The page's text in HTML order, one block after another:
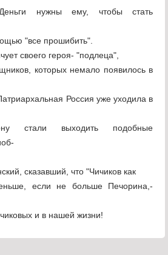
Деньги нужны ему, чтобы стать
"все прошибить".
своего героя- "подлеца",
которых немало появилось в
Россия уже уходила в
выходить подобные
сказавший, что "Чичиков как
если не больше Печорина,-
и в нашей жизни!